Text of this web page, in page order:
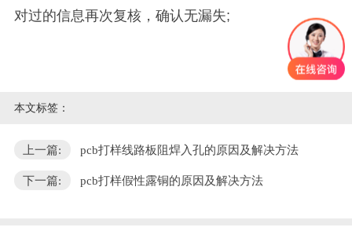
对过的信息再次复核，确认无漏失;
本文标签：
上一篇: pcb打样线路板阻焊入孔的原因及解决方法
下一篇: pcb打样假性露铜的原因及解决方法